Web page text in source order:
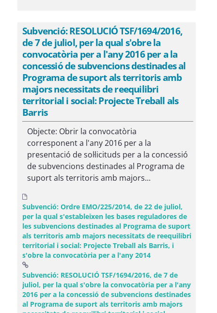
Subvenció: RESOLUCIÓ TSF/1694/2016,
de 7 de juliol, per la qual s'obre la
convocatòria per a l'any 2016 per a la
concessió de subvencions destinades al
Programa de suport als territoris amb
majors necessitats de reequilibri
territorial i social: Projecte Treball als
Barris
Objecte: Obrir la convocatòria
corresponent a l'any 2016 per a la
presentació de sol·licituds per a la concessió
de subvencions destinades al Programa de
suport als territoris amb majors...
Subvenció: Ordre EMO/225/2014, de 22 de juliol,
per la qual s'estableixen les bases reguladores de
les subvencions destinades al Programa de suport
als territoris amb majors necessitats de reequilibri
territorial i social: Projecte Treball als Barris, i
s'obre la convocatòria per a l'any 2014
Subvenció: RESOLUCIÓ TSF/1694/2016, de 7 de
juliol, per la qual s'obre la convocatòria per a l'any
2016 per a la concessió de subvencions destinades
al Programa de suport als territoris amb majors